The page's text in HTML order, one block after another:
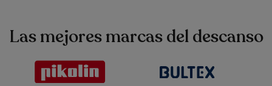
Las mejores marcas del descanso